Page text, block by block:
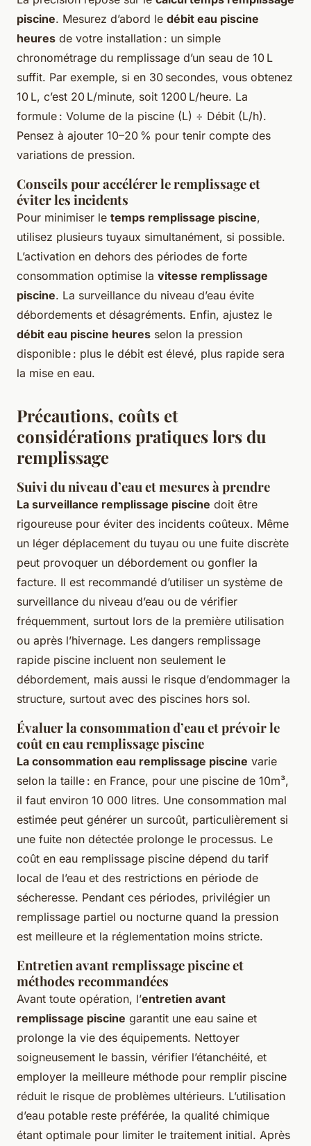
piscine. Mesurez d’abord le débit eau piscine
heures de votre installation : un simple
chronométrage du remplissage d’un seau de 10 L
suffit. Par exemple, si en 30 secondes, vous obtenez
10 L, c’est 20 L/minute, soit 1200 L/heure. La
formule : Volume de la piscine (L) ÷ Débit (L/h).
Pensez à ajouter 10–20 % pour tenir compte des
variations de pression.
Conseils pour accélérer le remplissage et
éviter les incidents
Pour minimiser le temps remplissage piscine,
utilisez plusieurs tuyaux simultanément, si possible.
L’activation en dehors des périodes de forte
consommation optimise la vitesse remplissage
piscine. La surveillance du niveau d’eau évite
débordements et désagréments. Enfin, ajustez le
débit eau piscine heures selon la pression
disponible : plus le débit est élevé, plus rapide sera
la mise en eau.
Précautions, coûts et
considérations pratiques lors du
remplissage
Suivi du niveau d’eau et mesures à prendre
La surveillance remplissage piscine doit être
rigoureuse pour éviter des incidents coûteux. Même
un léger déplacement du tuyau ou une fuite discrète
peut provoquer un débordement ou gonfler la
facture. Il est recommandé d’utiliser un système de
surveillance du niveau d’eau ou de vérifier
fréquemment, surtout lors de la première utilisation
ou après l’hivernage. Les dangers remplissage
rapide piscine incluent non seulement le
débordement, mais aussi le risque d’endommager la
structure, surtout avec des piscines hors sol.
Évaluer la consommation d’eau et prévoir le
coût en eau remplissage piscine
La consommation eau remplissage piscine varie
selon la taille : en France, pour une piscine de 10m³,
il faut environ 10 000 litres. Une consommation mal
estimée peut générer un surcoût, particulièrement si
une fuite non détectée prolonge le processus. Le
coût en eau remplissage piscine dépend du tarif
local de l’eau et des restrictions en période de
sécheresse. Pendant ces périodes, privilégier un
remplissage partiel ou nocturne quand la pression
est meilleure et la réglementation moins stricte.
Entretien avant remplissage piscine et
méthodes recommandées
Avant toute opération, l’entretien avant
remplissage piscine garantit une eau saine et
prolonge la vie des équipements. Nettoyer
soigneusement le bassin, vérifier l’étanchéité, et
employer la meilleure méthode pour remplir piscine
réduit le risque de problèmes ultérieurs. L’utilisation
d’eau potable reste préférée, la qualité chimique
étant optimale pour limiter le traitement initial. Après